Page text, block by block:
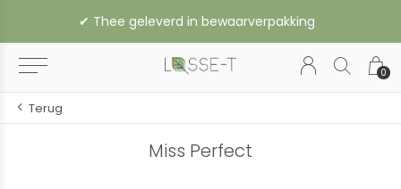
0
✔︎ Thee geleverd in bewaarverpakking
Terug
Miss Perfect